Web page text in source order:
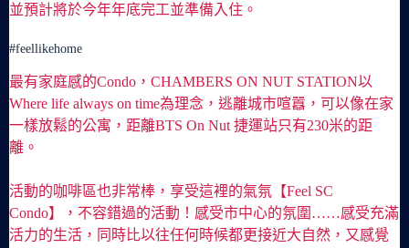
並預計將於今年年底完工並準備入住。
#feellikehome
最有家庭感的Condo，CHAMBERS ON NUT STATION以
Where life always on time為理念，逃離城市喧囂，可以像在家
一樣放鬆的公寓，距離BTS On Nut 捷運站只有230米的距
離。
活動的咖啡區也非常棒，享受這裡的氣氛【Feel SC
Condo】，不容錯過的活動！感受市中心的氛圍……感受充滿
活力的生活，同時比以往任何時候都更接近大自然，又感覺